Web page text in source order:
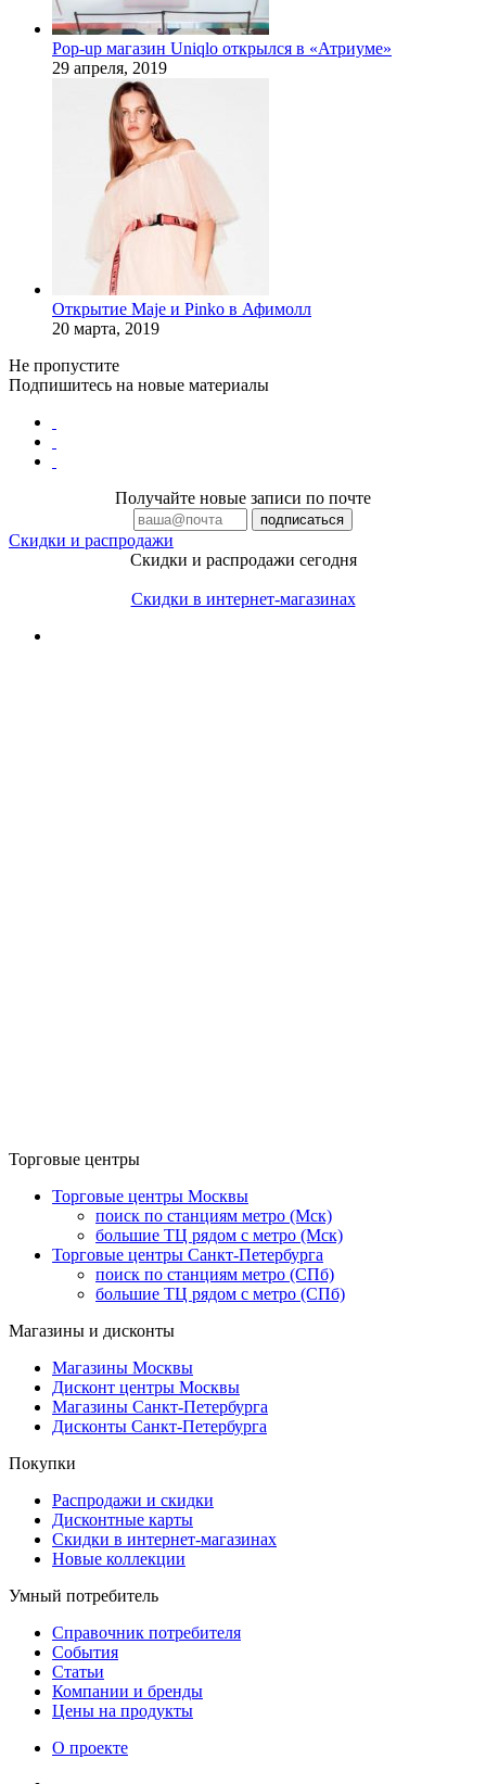
Pop-up магазин Uniqlo открылся в «Атриуме»
29 апреля, 2019
Открытие Maje и Pinko в Афимолл
20 марта, 2019
Не пропустите
Подпишитесь на новые материалы
Получайте новые записи по почте
Скидки и распродажи
Скидки и распродажи сегодня
Скидки в интернет-магазинах
Торговые центры
Торговые центры Москвы
поиск по станциям метро (Мск)
большие ТЦ рядом с метро (Мск)
Торговые центры Санкт-Петербурга
поиск по станциям метро (СПб)
большие ТЦ рядом с метро (СПб)
Магазины и дисконты
Магазины Москвы
Дисконт центры Москвы
Магазины Санкт-Петербурга
Дисконты Санкт-Петербурга
Покупки
Распродажи и скидки
Дисконтные карты
Скидки в интернет-магазинах
Новые коллекции
Умный потребитель
Справочник потребителя
События
Статьи
Компании и бренды
Цены на продукты
О проекте